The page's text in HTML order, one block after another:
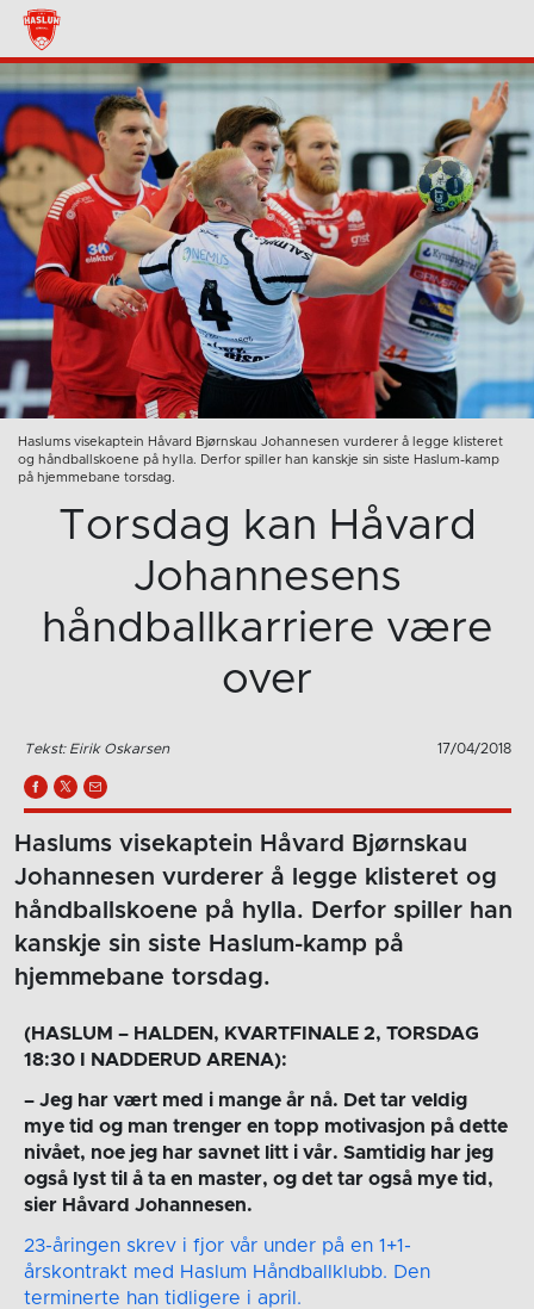
Haslums visekaptein Håvard Bjørnskau Johannesen vurderer å legge klisteret
og håndballskoene på hylla. Derfor spiller han kanskje sin siste Haslum-kamp
på hjemmebane torsdag.
Torsdag kan Håvard
Johannesens
håndballkarriere være
over
Tekst: Eirik Oskarsen 17/04/2018
Haslums visekaptein Håvard Bjørnskau
Johannesen vurderer å legge klisteret og
håndballskoene på hylla. Derfor spiller han
kanskje sin siste Haslum-kamp på
hjemmebane torsdag.
(HASLUM – HALDEN, KVARTFINALE 2, TORSDAG
18:30 I NADDERUD ARENA):
– Jeg har vært med i mange år nå. Det tar veldig
mye tid og man trenger en topp motivasjon på dette
nivået, noe jeg har savnet litt i vår. Samtidig har jeg
også lyst til å ta en master, og det tar også mye tid,
sier Håvard Johannesen.
23-åringen skrev i fjor vår under på en 1+1-
årskontrakt med Haslum Håndballklubb. Den
terminerte han tidligere i april.